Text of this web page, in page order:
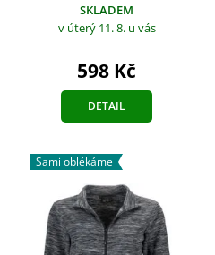
SKLADEM
v úterý 11. 8. u vás
598 Kč
DETAIL
Sami oblékáme